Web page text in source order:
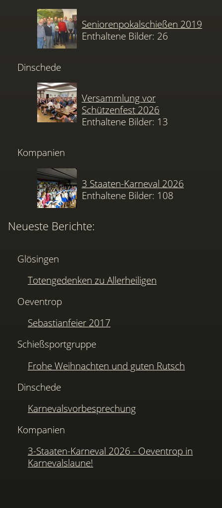
Seniorenpokalschießen 2019
Enthaltene Bilder: 26
Dinschede
Versammlung vor
Schützenfest 2026
Enthaltene Bilder: 13
Kompanien
3 Staaten-Karneval 2026
Enthaltene Bilder: 108
Neueste Berichte:
Glösingen
Totengedenken zu Allerheiligen
Oeventrop
Sebastianfeier 2017
Schießsportgruppe
Frohe Weihnachten und guten Rutsch
Dinschede
Karnevalsvorbesprechung
Kompanien
3-Staaten-Karneval 2026 - Oeventrop in
Karnevalslaune!